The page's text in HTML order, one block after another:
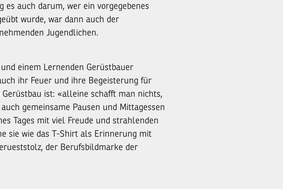
es auch darum, wer ein vorgegebenes
wurde, war dann auch der
Jugendlichen.
einem Lernenden Gerüstbauer
ihr Feuer und ihre Begeisterung für
ist: «alleine schafft man nichts,
gemeinsame Pausen und Mittagessen
Tages mit viel Freude und strahlenden
sie wie das T-Shirt als Erinnerung mit
der Berufsbildmarke der